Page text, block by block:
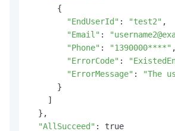
      {
"EndUserId" : "test2" ,
"Email" :
"Phone" : "1390000****" ,
"ErrorCode" :
"ErrorMessage" :
"The
      }
    ]
  },
"AllSucceed" : true